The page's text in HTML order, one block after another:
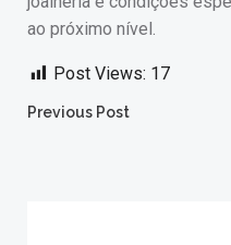
ao próximo nível.
Post Views: 17
Post
Previous Post